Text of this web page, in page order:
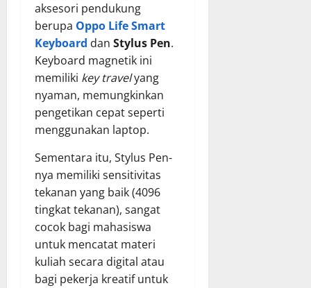
aksesori pendukung
berupa Oppo Life Smart
Keyboard dan Stylus Pen.
Keyboard magnetik ini
memiliki key travelyang
nyaman, memungkinkan
pengetikan cepat seperti
menggunakan laptop.
Sementara itu, Stylus Pen-
nya memiliki sensitivitas
tekanan yang baik (4096
tingkat tekanan), sangat
cocok bagi mahasiswa
untuk mencatat materi
kuliah secara digital atau
bagi pekerja kreatif untuk